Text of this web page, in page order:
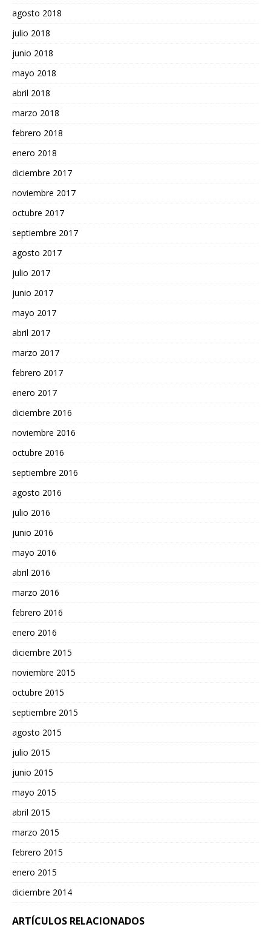
agosto 2018
julio 2018
junio 2018
mayo 2018
abril 2018
marzo 2018
febrero 2018
enero 2018
diciembre 2017
noviembre 2017
octubre 2017
septiembre 2017
agosto 2017
julio 2017
junio 2017
mayo 2017
abril 2017
marzo 2017
febrero 2017
enero 2017
diciembre 2016
noviembre 2016
octubre 2016
septiembre 2016
agosto 2016
julio 2016
junio 2016
mayo 2016
abril 2016
marzo 2016
febrero 2016
enero 2016
diciembre 2015
noviembre 2015
octubre 2015
septiembre 2015
agosto 2015
julio 2015
junio 2015
mayo 2015
abril 2015
marzo 2015
febrero 2015
enero 2015
diciembre 2014
ARTÍCULOS RELACIONADOS